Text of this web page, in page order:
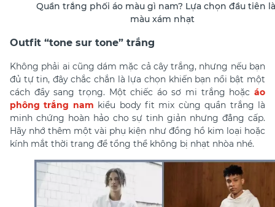
Quần trắng phối áo màu gì nam? Lựa chọn đầu tiên
màu xám nhạt
Outfit “tone sur tone” trắng
Không phải ai cũng dám mặc cả cây trắng, nhưng nếu bạn
đủ tự tin, đây chắc chắn là lựa chọn khiến bạn nổi bật một
cách đầy sang trọng. Một chiếc áo sơ mi trắng hoặc áo
phông trắng nam kiểu body fit mix cùng quần trắng là
minh chứng hoàn hảo cho sự tinh giản nhưng đẳng cấp.
Hãy nhớ thêm một vài phụ kiện như đồng hồ kim loại hoặc
kính mắt thời trang để tổng thể không bị nhạt nhòa nhé.